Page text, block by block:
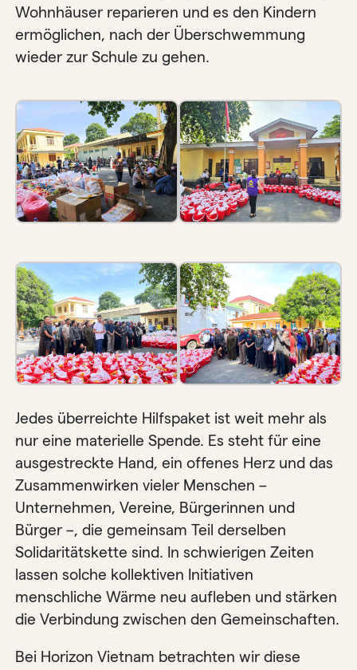
Wohnhäuser reparieren und es den Kindern
ermöglichen, nach der Überschwemmung
wieder zur Schule zu gehen.
Jedes überreichte Hilfspaket ist weit mehr als
nur eine materielle Spende. Es steht für eine
ausgestreckte Hand, ein offenes Herz und das
Zusammenwirken vieler Menschen –
Unternehmen, Vereine, Bürgerinnen und
Bürger –, die gemeinsam Teil derselben
Solidaritätskette sind. In schwierigen Zeiten
lassen solche kollektiven Initiativen
menschliche Wärme neu aufleben und stärken
die Verbindung zwischen den Gemeinschaften.
Bei Horizon Vietnam betrachten wir diese